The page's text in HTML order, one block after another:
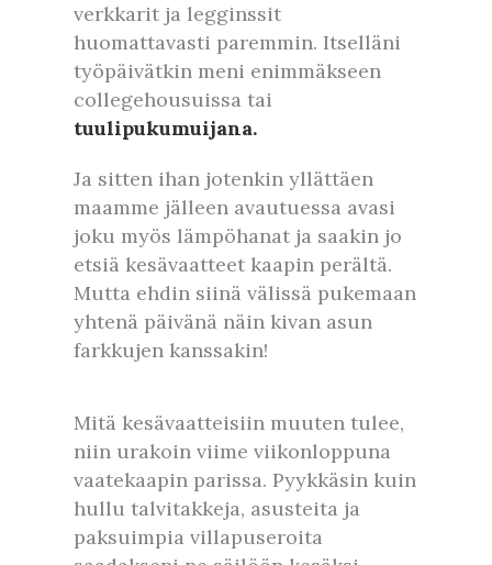
verkkarit ja legginssit
huomattavasti paremmin. Itselläni
työpäivätkin meni enimmäkseen
collegehousuissa tai
tuulipukumuijana.
Ja sitten ihan jotenkin yllättäen
maamme jälleen avautuessa avasi
joku myös lämpöhanat ja saakin jo
etsiä kesävaatteet kaapin perältä.
Mutta ehdin siinä välissä pukemaan
yhtenä päivänä näin kivan asun
farkkujen kanssakin!
Mitä kesävaatteisiin muuten tulee,
niin urakoin viime viikonloppuna
vaatekaapin parissa. Pyykkäsin kuin
hullu talvitakkeja, asusteita ja
paksuimpia villapuseroita